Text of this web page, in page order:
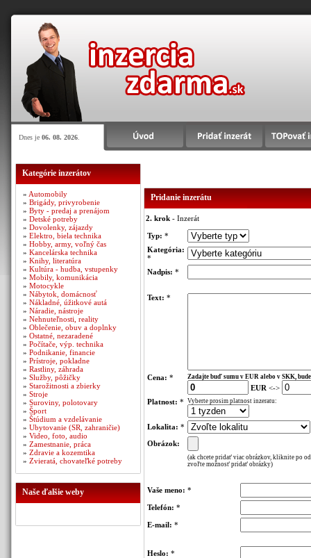
Dnes je 06. 08. 2026
Kategórie inzerátov
» Automobily
» Brigády, privyrobenie
» Byty - predaj a prenájom
» Detské potreby
» Dovolenky, zájazdy
» Elektro, biela technika
» Hobby, army, voľný čas
» Kancelárska technika
» Knihy, literatúra
» Kultúra - hudba, vstupenky
» Mobily, komunikácia
» Motocykle
» Nábytok, domácnosť
» Nákladné, úžitkové autá
» Náradie, nástroje
» Nehnuteľnosti, reality
» Oblečenie, obuv a doplnky
» Ostatné, nezaradené
» Počítače, výp. technika
» Podnikanie, financie
» Prístroje, pokladne
» Rastliny, záhrada
» Služby, pôžičky
» Starožitnosti a zbierky
» Stroje
» Suroviny, polotovary
» Šport
» Štúdium a vzdelávanie
» Ubytovanie (SR, zahraničie)
» Video, foto, audio
» Zamestnanie, práca
» Zdravie a kozemtika
» Zvieratá, chovateľké potreby
Naše ďalšie weby
Pridanie inzerátu
2. krok - Inzerát
Typ: *
Kategória:
*
Nadpis: *
Text: *
Cena: * Zadajte buď sumu v EUR alebo v SKK,
EUR <->
Platnost: * Vyberte prosim platnost inzeratu:
Lokalita: *
Obrázok:
(ak chcete pridať viac obrázkov, kliknite po
zvoľte možnosť pridať obrázky)
Vaše meno: *
Telefón: *
E-mail: *
Heslo: *